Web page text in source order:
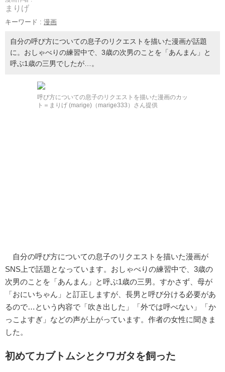
まりげ
キーワード : 漫画
自分の呼び方についての息子のリクエストを描いた漫画が話題
に。おしゃべりの練習中で、3歳の次男のことを「あんまん」と
呼ぶ1歳の三男でしたが…。
呼び方についての息子のリクエストを描いた漫画のカッ
ト＝まりげ (marige)（marige333）さん提供
自分の呼び方についての息子のリクエストを描いた漫画が
SNS上で話題となっています。おしゃべりの練習中で、3歳の
次男のことを「あんまん」と呼ぶ1歳の三男。すかさず、母が
「おにいちゃん」と訂正しますが、長男と呼び分ける必要があ
るので…という内容で「吹き出した」「外では呼べない」「か
っこよすぎ」などの声が上がっています。作者の女性に聞きま
した。
初めてカブトムシとクワガタを飼った